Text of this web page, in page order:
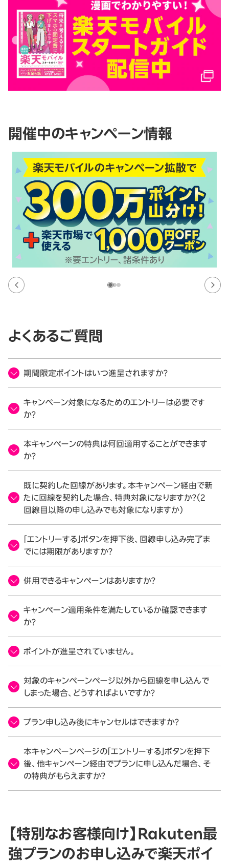
開催中のキャンペーン情報
よくあるご質問
期間限定ポイントはいつ進呈されますか？
キャンペーン対象になるためのエントリーは必要です
か？
本キャンペーンの特典は何回適用することができます
か？
既に契約した回線があります。本キャンペーン経由で新
たに回線を契約した場合、特典対象になりますか？（2
回線目以降の申し込みでも対象になりますか）
「エントリーする」ボタンを押下後、回線申し込み完了ま
でには期限がありますか？
併用できるキャンペーンはありますか？
キャンペーン適用条件を満たしているか確認できます
か？
ポイントが進呈されていません。
対象のキャンペーンページ以外から回線を申し込んで
しまった場合、どうすればよいですか？
プラン申し込み後にキャンセルはできますか？
本キャンペーンページの「エントリーする」ボタンを押下
後、他キャンペーン経由でプランに申し込んだ場合、そ
の特典がもらえますか？
【特別なお客様向け】Rakuten最
強プランのお申し込みで楽天ポイ